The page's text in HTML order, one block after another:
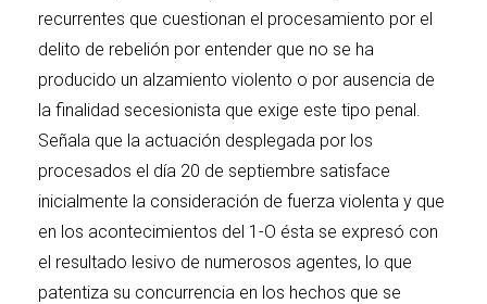
recurrentes que cuestionan el procesamiento por el
delito de rebelión por entender que no se ha
producido un alzamiento violento o por ausencia de
la finalidad secesionista que exige este tipo penal.
Señala que la actuación desplegada por los
procesados el día 20 de septiembre satisface
inicialmente la consideración de fuerza violenta y que
en los acontecimientos del 1-O ésta se expresó con
el resultado lesivo de numerosos agentes, lo que
patentiza su concurrencia en los hechos que se